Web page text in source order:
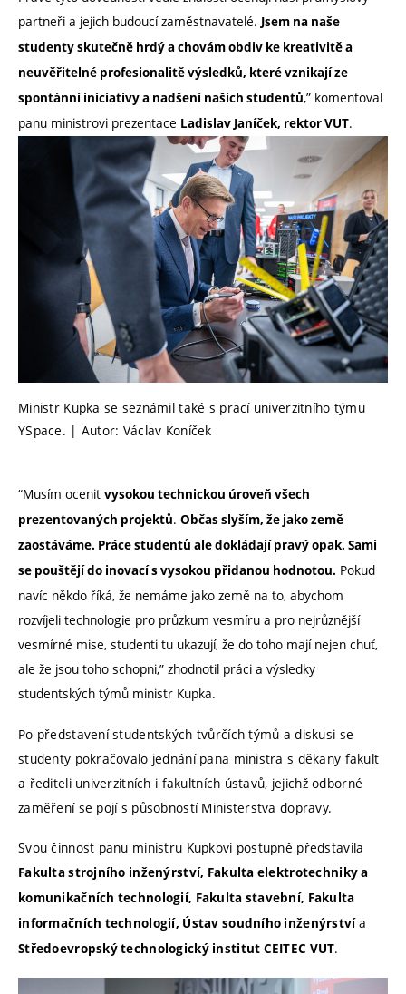
partneři a jejich budoucí zaměstnavatelé. Jsem na naše
studenty skutečně hrdý a chovám obdiv ke kreativitě a
neuvěřitelné profesionalitě výsledků, které vznikají ze
spontánní iniciativy a nadšení našich studentů,” komentoval
panu ministrovi prezentace Ladislav Janíček, rektor VUT.
Ministr Kupka se seznámil také s prací univerzitního týmu
YSpace. | Autor: Václav Koníček
“Musím ocenit vysokou technickou úroveň všech
prezentovaných projektů. Občas slyším, že jako země
zaostáváme. Práce studentů ale dokládají pravý opak. Sami
se pouštějí do inovací s vysokou přidanou hodnotou. Pokud
navíc někdo říká, že nemáme jako země na to, abychom
rozvíjeli technologie pro průzkum vesmíru a pro nejrůznější
vesmírné mise, studenti tu ukazují, že do toho mají nejen chuť,
ale že jsou toho schopni,” zhodnotil práci a výsledky
studentských týmů ministr Kupka.
Po představení studentských tvůrčích týmů a diskusi se
studenty pokračovalo jednání pana ministra s děkany fakult
a řediteli univerzitních i fakultních ústavů, jejichž odborné
zaměření se pojí s působností Ministerstva dopravy.
Svou činnost panu ministru Kupkovi postupně představila
Fakulta strojního inženýrství, Fakulta elektrotechniky a
komunikačních technologií, Fakulta stavební, Fakulta
informačních technologií, Ústav soudního inženýrstvía
Středoevropský technologický institut CEITEC VUT.